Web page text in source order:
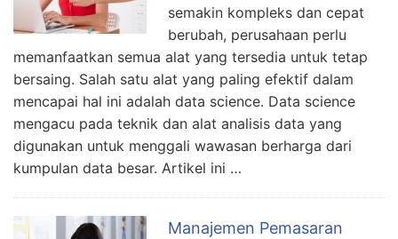
semakin kompleks dan cepat
berubah, perusahaan perlu
memanfaatkan semua alat yang tersedia untuk tetap
bersaing. Salah satu alat yang paling efektif dalam
mencapai hal ini adalah data science. Data science
mengacu pada teknik dan alat analisis data yang
digunakan untuk menggali wawasan berharga dari
kumpulan data besar. Artikel ini …
Manajemen Pemasaran